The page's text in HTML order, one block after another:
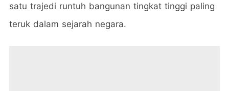
satu trajedi runtuh bangunan tingkat tinggi paling
teruk dalam sejarah negara.